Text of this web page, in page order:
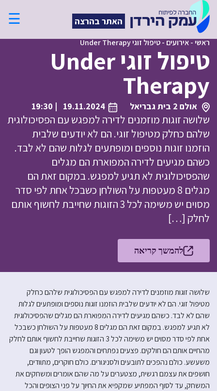
האתר בהרצה ☰
ראשי-אירועים -טיפול זוגי Under Therapy
טיפול זוגי Under
Therapy
אולם 2 בית גבריאל 19.11.2024
| 19:30
שלושה זוגות מוזמנים לדירה למפגש עם הפסיכולוגית
שלהם כחלק מטיפול זוגי. הם לא יודעים שלבית
הוזמנו זוגות נוספים ומופתעים לגלות שהם לא לבד.
כשהם מגיעים לדירה המפוארת הם מגלים
שהפסיכולוגית לא תגיע למפגש. במקום זאת הם
מגלים 8 מעטפות על השולחן כשבכל אחת לפי סדר
מסוים יש משימה לכל 3 הזוגות שחייבת לחשוף אותם
לחלק […]
להמשך קריאה
שלושה זוגות מוזמנים לדירה למפגש עם הפסיכולוגית שלהם כחלק
מטיפול זוגי. הם לא יודעים שלבית הוזמנו זוגות נוספים ומופתעים לגלות
שהם לא לבד. כשהם מגיעים לדירה המפוארת הם מגלים שהפסיכולוגית
לא תגיע למפגש. במקום זאת הם מגלים 8 מעטפות על השולחן כשבכל
אחת לפי סדר מסוים יש משימה לכל 3 הזוגות שחייבת לחשוף אותם לחלק
מהחיים אותם הם חולקים. פצעים נפתחים והמפגש הופך לטעון וגם
משעשע. כולם נהפכים לתובעים ולסניגורים. כולם חוקרים, מתוודים,
חושפים את עצמם רגשית, מצטערים על מה שהם אומרים ומשחקים את
המשחק, עד לסוף המפתיע שמקפיא את החיוך על פני הצופים והכל